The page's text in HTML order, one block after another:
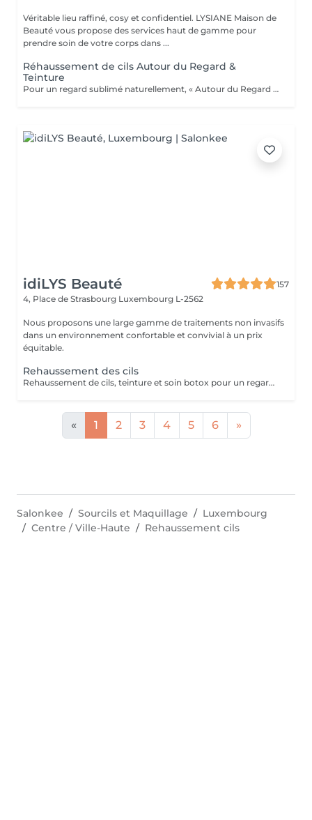
Véritable lieu raffiné, cosy et confidentiel. LYSIANE Maison de
Beauté vous propose des services haut de gamme pour
prendre soin de votre corps dans ...
Réhaussement de cils Autour du Regard &
Teinture
Pour un regard sublimé naturellement, « Autour du Regard » référence au Luxembourg pour le réhaussement de cils nouvelle génération avec kératine, issu de technologies avant-gardistes et d'un développement unique et extrêmement précis. Les standards de haute qualité de ce service vous donneront des résultats inégalés et un regard sublime.
idiLYS Beauté
157
4, Place de Strasbourg Luxembourg L-2562
Nous proposons une large gamme de traitements non invasifs
dans un environnement confortable et convivial à un prix
équitable.
Rehaussement des cils
Rehaussement de cils, teinture et soin botox pour un regard sublimé.
« 1 2 3 4 5 6 »
Salonkee Sourcils et Maquillage
Luxembourg
Centre / Ville-Haute
Rehaussement cils